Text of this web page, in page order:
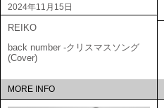
2024年11月15日
REIKO
back number -クリスマスソング
(Cover)
MORE INFO